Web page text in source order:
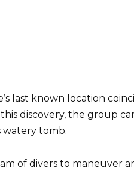
last known location
discovery, the group
tomb.
of divers to maneuver